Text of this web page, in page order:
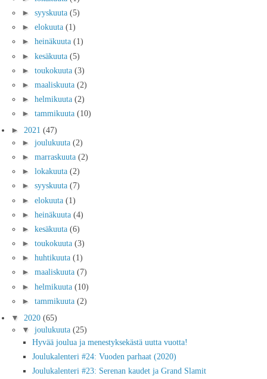
► syyskuuta (5)
► elokuuta (1)
► heinäkuuta (1)
► kesäkuuta (5)
► toukokuuta (3)
► maaliskuuta (2)
► helmikuuta (2)
► tammikuuta (10)
► 2021 (47)
► joulukuuta (2)
► marraskuuta (2)
► lokakuuta (2)
► syyskuuta (7)
► elokuuta (1)
► heinäkuuta (4)
► kesäkuuta (6)
► toukokuuta (3)
► huhtikuuta (1)
► maaliskuuta (7)
► helmikuuta (10)
► tammikuuta (2)
▼ 2020 (65)
▼ joulukuuta (25)
Hyvää joulua ja menestyksekästä uutta vuotta!
Joulukalenteri #24: Vuoden parhaat (2020)
Joulukalenteri #23: Serenan kaudet ja Grand Slamit